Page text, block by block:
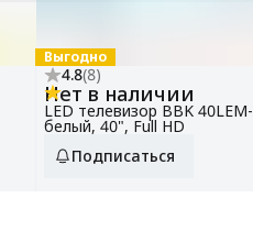
Выгодно
4.8(8)
Нет в наличии
LED телевизор BBK
белый, 40", Full HD
Подписаться